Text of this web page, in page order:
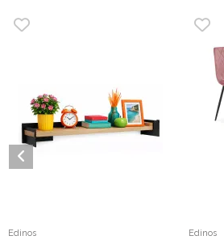
Edinos Edinos